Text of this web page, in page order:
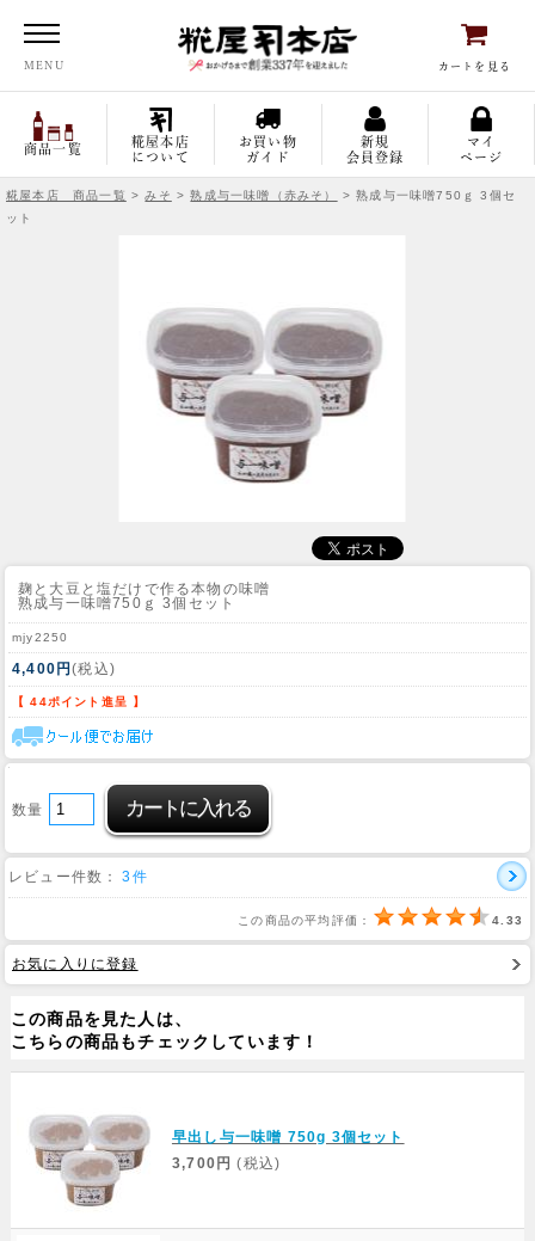
MENU
Site
カートを見る
商品一覧
糀屋本店
について
お買い物
ガイド
新規
会員登録
マイ
ページ
糀屋本店 商品一覧 >みそ >熟成与一味噌（赤みそ）
> 熟成与一味噌750ｇ 3個セ
ット
麹と大豆と塩だけで作る本物の味噌
熟成与一味噌750ｇ 3個セット
mjy2250
4,400円(税込)
【 44ポイント進呈 】
数量
レビュー件数： 3件
この商品の平均評価： 4.33
お気に入りに登録
この商品を見た人は、
こちらの商品もチェックしています！
早出し与一味噌 750g 3個セット
3,700円 (税込)